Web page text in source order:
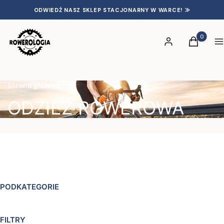
ODWIEDŹ NASZ SKLEP STACJONARNY W WARCE! ⨠
Zaloguj sięProdukty
Koszyk
Strona główna
ODZIEŻ ROWEROWA
PODKATEGORIE
FILTRY